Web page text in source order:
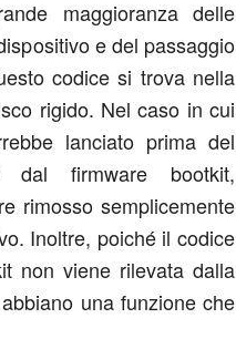
maggioranza delle
e del passaggio
codice si trova nella
rigido. Nel caso in cui
lanciato prima del
dal firmware bootkit,
rimosso semplicemente
Inoltre, poiché il codice
non viene rilevata dalla
una funzione che